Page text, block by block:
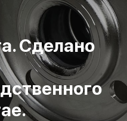
Сделано